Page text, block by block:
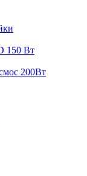
150 Вт
200Вт